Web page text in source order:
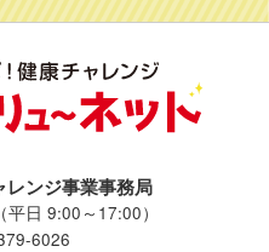
ンジ事業事務局
（平日 9:00～17:00）
6026